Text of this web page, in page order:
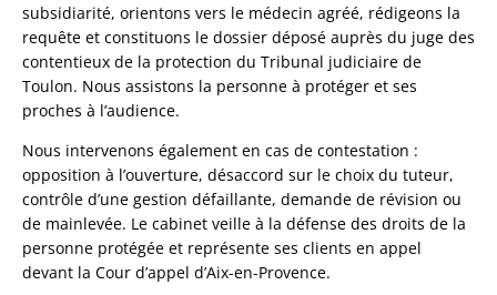
subsidiarité, orientons vers le médecin agréé, rédigeons la
requête et constituons le dossier déposé auprès du juge des
contentieux de la protection du Tribunal judiciaire de
Toulon. Nous assistons la personne à protéger et ses
proches à l’audience.
Nous intervenons également en cas de contestation :
opposition à l’ouverture, désaccord sur le choix du tuteur,
contrôle d’une gestion défaillante, demande de révision ou
de mainlevée. Le cabinet veille à la défense des droits de la
personne protégée et représente ses clients en appel
devant la Cour d’appel d’Aix-en-Provence.